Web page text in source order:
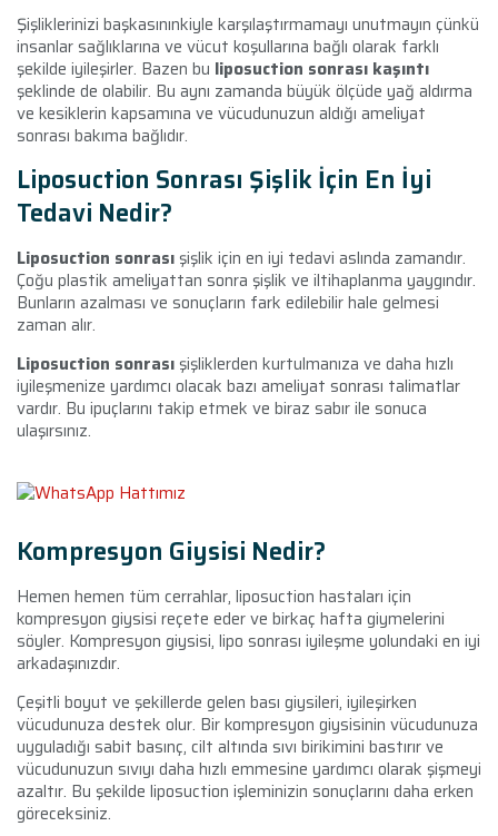
Şişliklerinizi başkasınınkiyle karşılaştırmamayı unutmayın çünkü
insanlar sağlıklarına ve vücut koşullarına bağlı olarak farklı
şekilde iyileşirler. Bazen bu liposuction sonrası kaşıntı
şeklinde de olabilir. Bu aynı zamanda büyük ölçüde yağ aldırma
ve kesiklerin kapsamına ve vücudunuzun aldığı ameliyat
sonrası bakıma bağlıdır.
Liposuction Sonrası Şişlik İçin En İyi
Tedavi Nedir?
Liposuction sonrasışişlik için en iyi tedavi aslında zamandır.
Çoğu plastik ameliyattan sonra şişlik ve iltihaplanma yaygındır.
Bunların azalması ve sonuçların fark edilebilir hale gelmesi
zaman alır.
Liposuction sonrasışişliklerden kurtulmanıza ve daha hızlı
iyileşmenize yardımcı olacak bazı ameliyat sonrası talimatlar
vardır. Bu ipuçlarını takip etmek ve biraz sabır ile sonuca
ulaşırsınız.
Kompresyon Giysisi Nedir?
Hemen hemen tüm cerrahlar, liposuction hastaları için
kompresyon giysisi reçete eder ve birkaç hafta giymelerini
söyler. Kompresyon giysisi, lipo sonrası iyileşme yolundaki en iyi
arkadaşınızdır.
Çeşitli boyut ve şekillerde gelen bası giysileri, iyileşirken
vücudunuza destek olur. Bir kompresyon giysisinin vücudunuza
uyguladığı sabit basınç, cilt altında sıvı birikimini bastırır ve
vücudunuzun sıvıyı daha hızlı emmesine yardımcı olarak şişmeyi
azaltır. Bu şekilde liposuction işleminizin sonuçlarını daha erken
göreceksiniz.